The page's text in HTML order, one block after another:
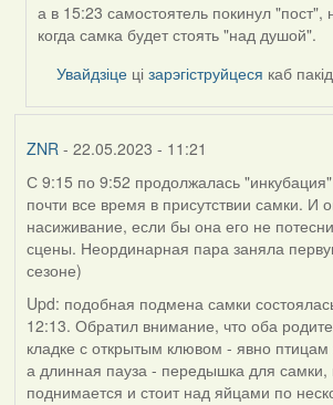
In
reply
Harrier
а в 15:23 самостоятель покинул "пост",
когда самка будет стоять "над душой".
Увайдзіце цізарэгіструйцеся каб
ZNR- 22.05.2023 - 11:21
С 9:15 по 9:52 продолжалась
почти все время в присутствии самки. И
насиживание, если бы она его не
сцены. Неординарная пара заняла
сезоне)
Upd: подобная подмена самки
12:13. Обратил внимание, что оба
кладке с открытым клювом - явно птицам
а длинная пауза - передышка для самки,
поднимается и стоит над яйцами по